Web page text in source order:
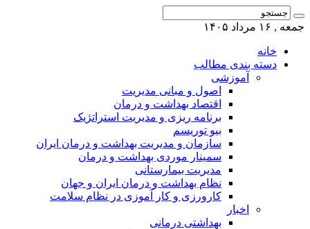
جمعه , ۱۶ مرداد ۱۴۰۵
خانه
دسته بندی مطالب
آموزشی
اصول و مبانی مدیریت
اقتصاد بهداشت و درمان
برنامه ریزی و مدیریت استراتژیک
بیو توریسم
سازمان و مدیریت بهداشت و درمان ایران
سمینار موردی بهداشت و درمان
مدیریت بیمارستانی
نظام بهداشت و درمان ایران و جهان
کارورزی و کار آموزی در نظام سلامت
اخبار
بهداشتی درمانی